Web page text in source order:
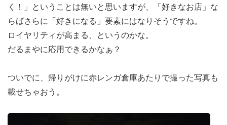
く！」ということは無いと思いますが、「好きなお店」な
らばさらに「好きになる」要素にはなりそうですね。
ロイヤリティが高まる、というのかな。
だるまやに応用できるかなぁ？
ついでに、帰りがけに赤レンガ倉庫あたりで撮った写真も
載せちゃおう。